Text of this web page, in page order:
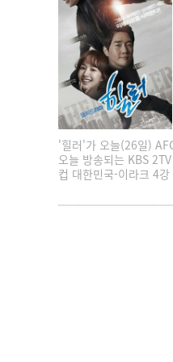
'힐러'가 오늘(26일)
오늘 방송되는 KBS
컵 대한민국-이라크 4강